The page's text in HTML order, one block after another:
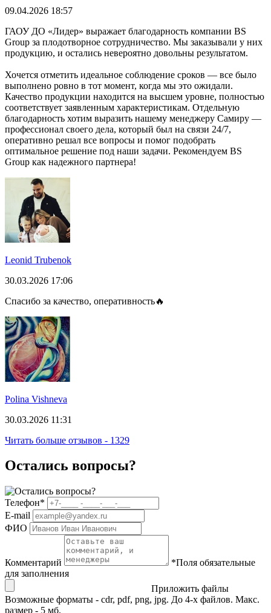
09.04.2026 18:57
ГАОУ ДО «Лидер» выражает благодарность компании BS
Group за плодотворное сотрудничество. Мы заказывали у них
продукцию, и остались невероятно довольны результатом.
Хочется отметить идеальное соблюдение сроков — все было
выполнено ровно в тот момент, когда мы это ожидали.
Качество продукции находится на высшем уровне, полностью
соответствует заявленным характеристикам. Отдельную
благодарность хотим выразить нашему менеджеру Самиру —
профессионал своего дела, который был на связи 24/7,
оперативно решал все вопросы и помог подобрать
оптимальное решение под наши задачи. Рекомендуем BS
Group как надежного партнера!
Leonid Trubenok
30.03.2026 17:06
Спасибо за качество, оперативность🔥
Polina Vishneva
30.03.2026 11:31
Читать больше отзывов - 1329
Остались вопросы?
Телефон*
E-mail
ФИО
Комментарий *Поля обязательные
для заполнения
Приложить файлы
Возможные форматы - cdr, pdf, png, jpg. До 4-х файлов. Макс.
размер - 5 мб.